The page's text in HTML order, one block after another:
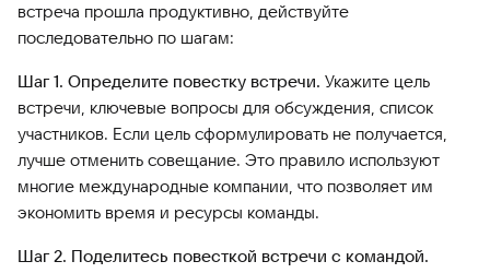
встреча прошла продуктивно, действуйте
последовательно по шагам:
Шаг 1. Определите повестку встречи. Укажите цель
встречи, ключевые вопросы для обсуждения, список
участников. Если цель сформулировать не получается,
лучше отменить совещание. Это правило используют
многие международные компании, что позволяет им
экономить время и ресурсы команды.
Шаг 2. Поделитесь повесткой встречи с командой.